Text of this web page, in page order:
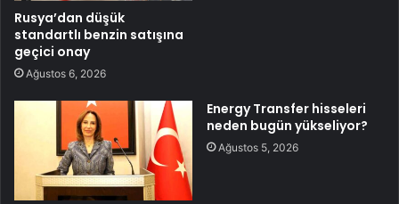
Rusya’dan düşük
standartlı benzin satışına
geçici onay
Ağustos 6, 2026
Energy Transfer hisseleri
neden bugün yükseliyor?
Ağustos 5, 2026